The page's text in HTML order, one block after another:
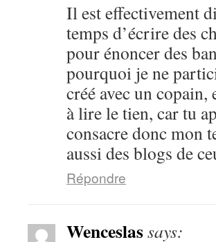
Il est effectivement
temps d’écrire des
pour énoncer des
pourquoi je ne
créé avec un
à lire le tien, car tu
consacre donc mon
aussi des blogs de
Répondre
Wenceslassays: